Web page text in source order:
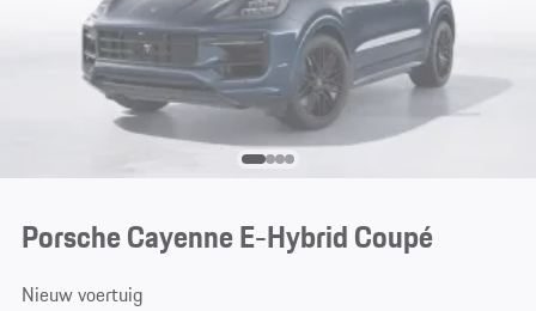
Porsche Cayenne E-Hybrid Coupé
Nieuw voertuig